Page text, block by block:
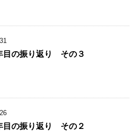
目の振り返り その３
目の振り返り その２